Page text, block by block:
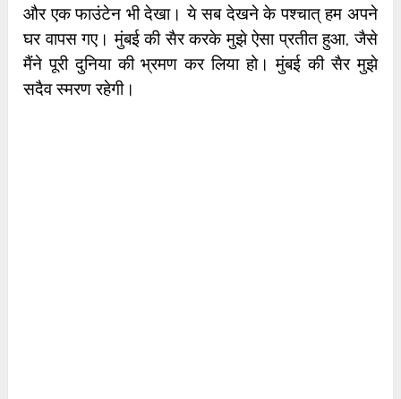
और एक फाउंटेन भी देखा। ये सब देखने के पश्चात् हम अपने
घर वापस गए। मुंबई की सैर करके मुझे ऐसा प्रतीत हुआ, जैसे
मैंने पूरी दुनिया की भ्रमण कर लिया हो। मुंबई की सैर मुझे
सदैव स्मरण रहेगी।